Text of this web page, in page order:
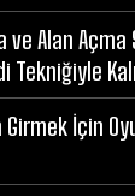
ve Alan Açma
Girmek İçin